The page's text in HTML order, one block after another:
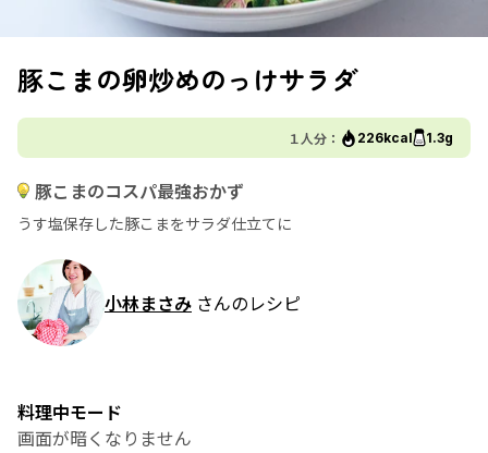
豚こまの卵炒めのっけサラダ
１人分： 226kcal 1.3g
豚こまのコスパ最強おかず
うす塩保存した豚こまをサラダ仕立てに
小林まさみ さんのレシピ
料理中モード
画面が暗くなりません